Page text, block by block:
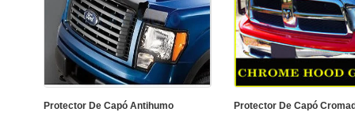
Protector De Capó Antihumo
Protector De Capó